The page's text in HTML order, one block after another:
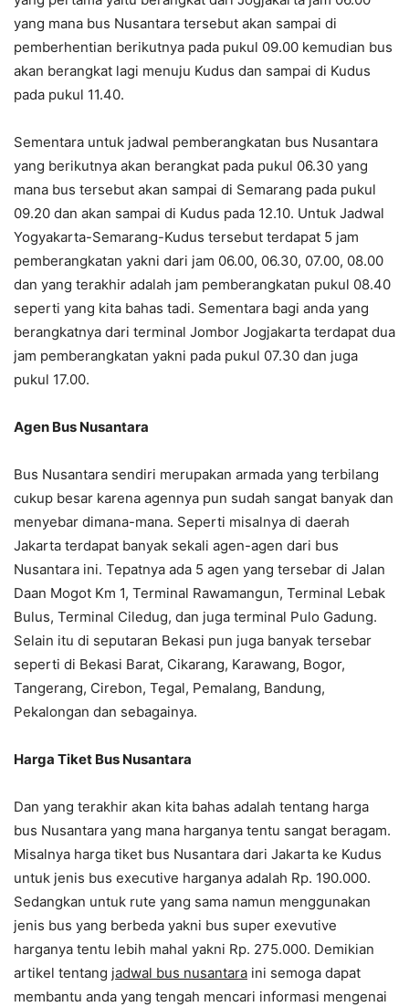
yang mana bus Nusantara tersebut akan sampai di
pemberhentian berikutnya pada pukul 09.00 kemudian bus
akan berangkat lagi menuju Kudus dan sampai di Kudus
pada pukul 11.40.
Sementara untuk jadwal pemberangkatan bus Nusantara
yang berikutnya akan berangkat pada pukul 06.30 yang
mana bus tersebut akan sampai di Semarang pada pukul
09.20 dan akan sampai di Kudus pada 12.10. Untuk Jadwal
Yogyakarta-Semarang-Kudus tersebut terdapat 5 jam
pemberangkatan yakni dari jam 06.00, 06.30, 07.00, 08.00
dan yang terakhir adalah jam pemberangkatan pukul 08.40
seperti yang kita bahas tadi. Sementara bagi anda yang
berangkatnya dari terminal Jombor Jogjakarta terdapat dua
jam pemberangkatan yakni pada pukul 07.30 dan juga
pukul 17.00.
Agen Bus Nusantara
Bus Nusantara sendiri merupakan armada yang terbilang
cukup besar karena agennya pun sudah sangat banyak dan
menyebar dimana-mana. Seperti misalnya di daerah
Jakarta terdapat banyak sekali agen-agen dari bus
Nusantara ini. Tepatnya ada 5 agen yang tersebar di Jalan
Daan Mogot Km 1, Terminal Rawamangun, Terminal Lebak
Bulus, Terminal Ciledug, dan juga terminal Pulo Gadung.
Selain itu di seputaran Bekasi pun juga banyak tersebar
seperti di Bekasi Barat, Cikarang, Karawang, Bogor,
Tangerang, Cirebon, Tegal, Pemalang, Bandung,
Pekalongan dan sebagainya.
Harga Tiket Bus Nusantara
Dan yang terakhir akan kita bahas adalah tentang harga
bus Nusantara yang mana harganya tentu sangat beragam.
Misalnya harga tiket bus Nusantara dari Jakarta ke Kudus
untuk jenis bus executive harganya adalah Rp. 190.000.
Sedangkan untuk rute yang sama namun menggunakan
jenis bus yang berbeda yakni bus super exevutive
harganya tentu lebih mahal yakni Rp. 275.000. Demikian
artikel tentang jadwal bus nusantara ini semoga dapat
membantu anda yang tengah mencari informasi mengenai